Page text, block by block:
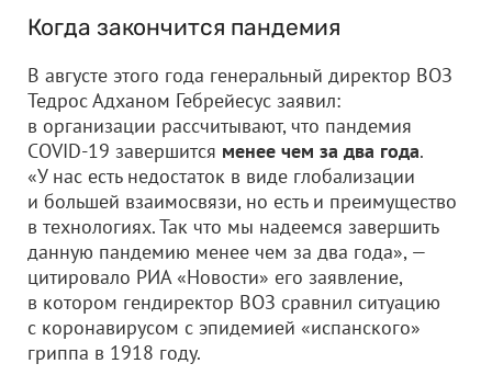
Когда закончится пандемия
В августе этого года генеральный директор ВОЗ
Тедрос Адханом Гебрейесус заявил:
в организации рассчитывают, что пандемия
COVID-19 завершится менее чем за два года.
«У нас есть недостаток в виде глобализации
и большей взаимосвязи, но есть и преимущество
в технологиях. Так что мы надеемся завершить
данную пандемию менее чем за два года», —
цитировало РИА «Новости» его заявление,
в котором гендиректор ВОЗ сравнил ситуацию
с коронавирусом с эпидемией «испанского»
гриппа в 1918 году.